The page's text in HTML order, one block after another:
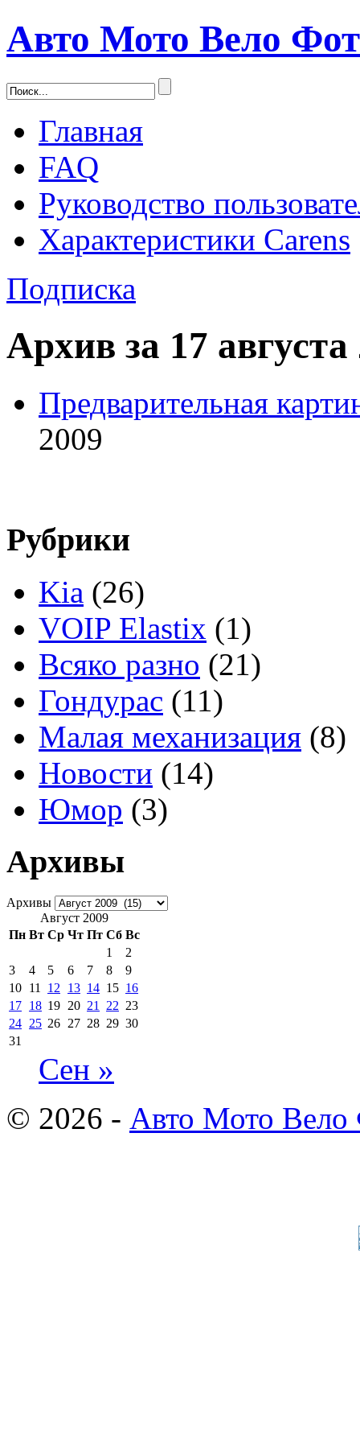
Авто Мото Вело
Главная
FAQ
Руководство
Характеристики Carens
Подписка
Архив за 17 августа
Предварительная
2009
Рубрики
Kia (26)
VOIP Elastix (1)
Всяко разно (21)
Гондурас (11)
Малая механизация (8)
Новости (14)
Юмор (3)
Архивы
Архивы
Август 2009
Пн Вт Ср Чт Пт Сб Вс
1
2
3
4 5 6 7 8
9
10 11 12 13 14 15 16
17 18 19 20 21 22 23
24 25 26 27 28 29 30
31
Сен »
© 2026 - Авто Мото